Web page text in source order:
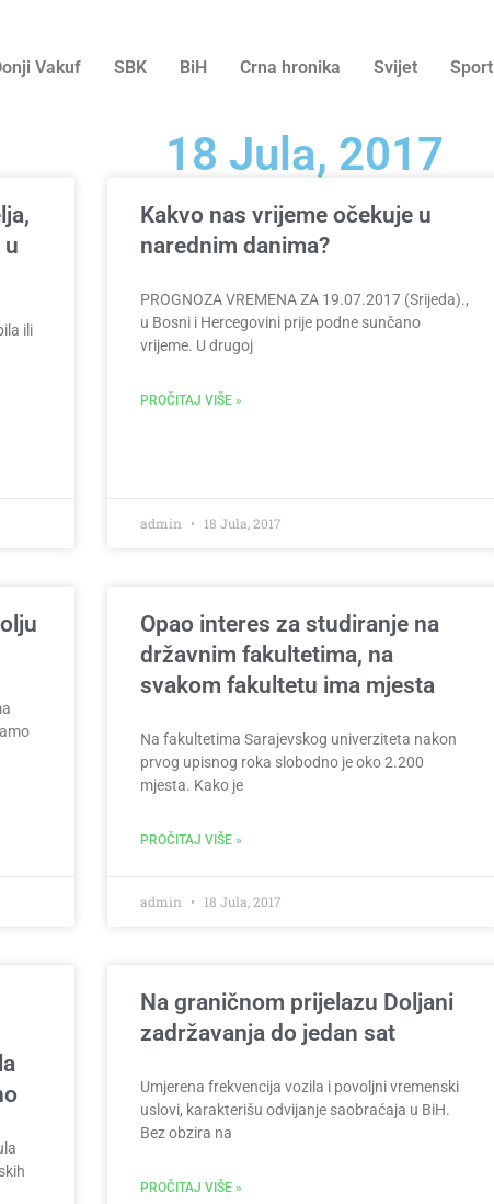
Vakuf SBK BiH Crna hronika Svijet Sport
18 Jula, 2017
u
ili
Kakvo nas vrijeme očekuje u
narednim danima?
PROGNOZA VREMENA ZA 19.07.2017 (Srijeda).,
u Bosni i Hercegovini prije podne sunčano
vrijeme. U drugoj
PROČITAJ VIŠE »
admin 18 Jula, 2017
Opao interes za studiranje na
državnim fakultetima, na
svakom fakultetu ima mjesta
Na fakultetima Sarajevskog univerziteta nakon
prvog upisnog roka slobodno je oko 2.200
mjesta. Kako je
PROČITAJ VIŠE »
admin 18 Jula, 2017
Na graničnom prijelazu Doljani
zadržavanja do jedan sat
Umjerena frekvencija vozila i povoljni vremenski
uslovi, karakterišu odvijanje saobraćaja u BiH.
Bez obzira na
PROČITAJ VIŠE »